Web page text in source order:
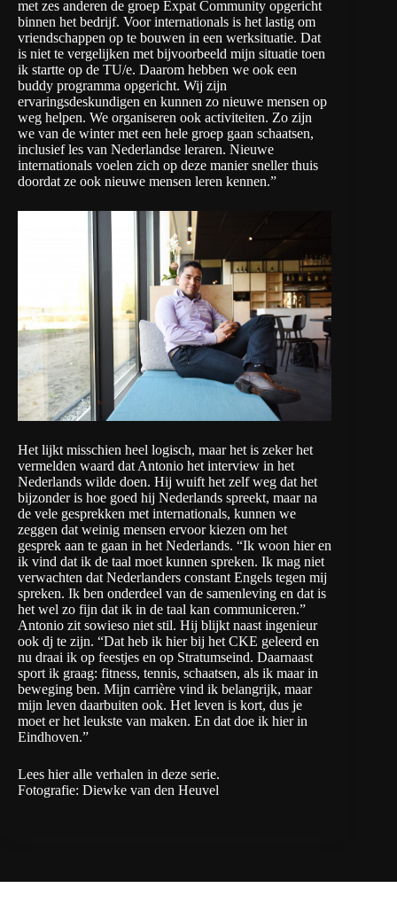
met zes anderen de groep Expat Community opgericht
binnen het bedrijf. Voor internationals is het lastig om
vriendschappen op te bouwen in een werksituatie. Dat
is niet te vergelijken met bijvoorbeeld mijn situatie toen
ik startte op de TU/e. Daarom hebben we ook een
buddy programma opgericht. Wij zijn
ervaringsdeskundigen en kunnen zo nieuwe mensen op
weg helpen. We organiseren ook activiteiten. Zo zijn
we van de winter met een hele groep gaan schaatsen,
inclusief les van Nederlandse leraren. Nieuwe
internationals voelen zich op deze manier sneller thuis
doordat ze ook nieuwe mensen leren kennen.”
Het lijkt misschien heel logisch, maar het is zeker het
vermelden waard dat Antonio het interview in het
Nederlands wilde doen. Hij wuift het zelf weg dat het
bijzonder is hoe goed hij Nederlands spreekt, maar na
de vele gesprekken met internationals, kunnen we
zeggen dat weinig mensen ervoor kiezen om het
gesprek aan te gaan in het Nederlands. “Ik woon hier en
ik vind dat ik de taal moet kunnen spreken. Ik mag niet
verwachten dat Nederlanders constant Engels tegen mij
spreken. Ik ben onderdeel van de samenleving en dat is
het wel zo fijn dat ik in de taal kan communiceren.”
Antonio zit sowieso niet stil. Hij blijkt naast ingenieur
ook dj te zijn. “Dat heb ik hier bij het CKE geleerd en
nu draai ik op feestjes en op Stratumseind. Daarnaast
sport ik graag: fitness, tennis, schaatsen, als ik maar in
beweging ben. Mijn carrière vind ik belangrijk, maar
mijn leven daarbuiten ook. Het leven is kort, dus je
moet er het leukste van maken. En dat doe ik hier in
Eindhoven.”
Lees hieralle verhalen in deze serie.
Fotografie: Diewke van den Heuvel